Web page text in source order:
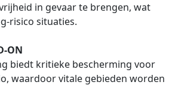
in gevaar te brengen, wat
risico situaties.
ON
biedt kritieke bescherming voor
waardoor vitale gebieden worden